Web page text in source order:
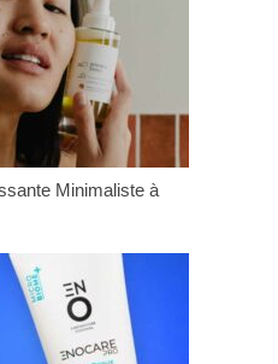
Minimaliste à